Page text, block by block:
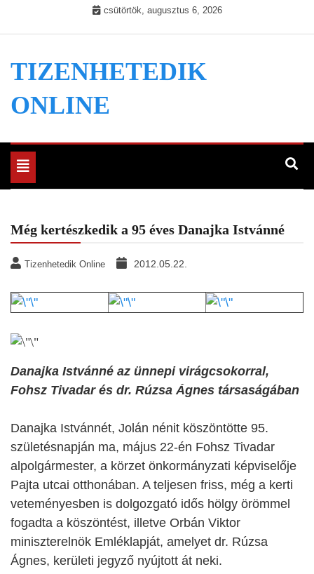
csütörtök, augusztus 6, 2026
TIZENHETEDIK
ONLINE
Toggle
navigation
Még kertészkedik a 95 éves Danajka Istvánné
Tizenhetedik Online 2012.05.22.
Danajka Istvánné az ünnepi virágcsokorral,
Fohsz Tivadar és dr. Rúzsa Ágnes társaságában
Danajka Istvánnét, Jolán nénit köszöntötte 95.
születésnapján ma, május 22-én Fohsz Tivadar
alpolgármester, a körzet önkormányzati képviselője
Pajta utcai otthonában. A teljesen friss, még a kerti
veteményesben is dolgozgató idős hölgy örömmel
fogadta a köszöntést, illetve Orbán Viktor
miniszterelnök Emléklapját, amelyet dr. Rúzsa
Ágnes, kerületi jegyző nyújtott át neki.